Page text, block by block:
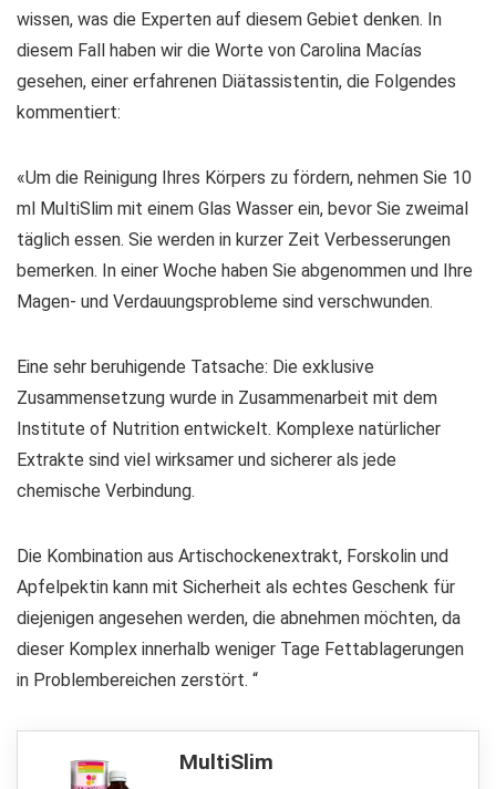
wissen, was die Experten auf diesem Gebiet denken. In
diesem Fall haben wir die Worte von Carolina Macías
gesehen, einer erfahrenen Diätassistentin, die Folgendes
kommentiert:
«Um die Reinigung Ihres Körpers zu fördern, nehmen Sie 10
ml MultiSlim mit einem Glas Wasser ein, bevor Sie zweimal
täglich essen. Sie werden in kurzer Zeit Verbesserungen
bemerken. In einer Woche haben Sie abgenommen und Ihre
Magen- und Verdauungsprobleme sind verschwunden.
Eine sehr beruhigende Tatsache: Die exklusive
Zusammensetzung wurde in Zusammenarbeit mit dem
Institute of Nutrition entwickelt. Komplexe natürlicher
Extrakte sind viel wirksamer und sicherer als jede
chemische Verbindung.
Die Kombination aus Artischockenextrakt, Forskolin und
Apfelpektin kann mit Sicherheit als echtes Geschenk für
diejenigen angesehen werden, die abnehmen möchten, da
dieser Komplex innerhalb weniger Tage Fettablagerungen
in Problembereichen zerstört. “
MultiSlim